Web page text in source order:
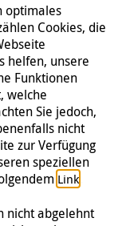
optimales
Cookies, die
helfen, unsere
Funktionen
welche
Sie jedoch,
nicht
zur Verfügung
speziellen
Link.
nicht abgelehnt